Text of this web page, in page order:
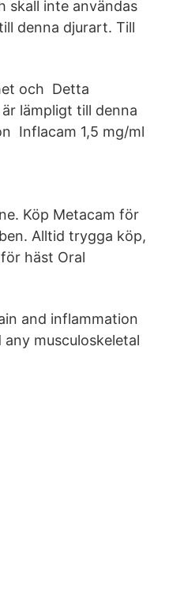
skall inte användas
denna djurart. Till
och Detta
lämpligt till denna
Inflacam 1,5 mg/ml
Köp Metacam för
Alltid trygga köp,
häst Oral
and inflammation
musculoskeletal